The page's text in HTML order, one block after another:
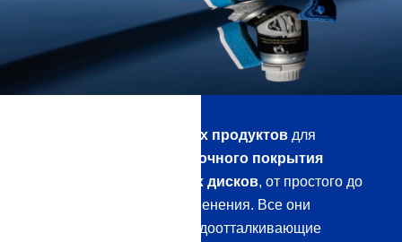
Вы найдете пять лучших продуктов для
герметизации лакокрасочного покрытия
автомобиля и колесных дисков, от простого до
профессионального применения. Все они
обеспечивают грязе- и водоотталкивающие